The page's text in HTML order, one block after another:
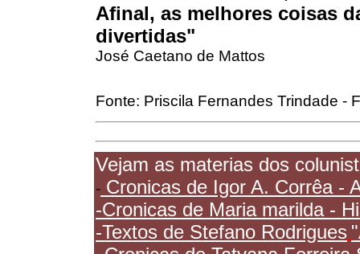
Afinal, as melhores coisas
divertidas"
José Caetano de Mattos
Fonte: Priscila Fernandes Trindade -
Vejam as materias dos
- Cronicas de Igor A. Corrêa -
-Cronicas de Maria marilda -
-Textos de Stefano Rodrigues